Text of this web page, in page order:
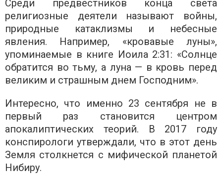
Среди предвестников конца света
религиозные деятели называют войны,
природные катаклизмы и небесные
явления. Например, «кровавые луны»,
упоминаемые в книге Иоила 2:31: «Солнце
обратится во тьму, а луна — в кровь перед
великим и страшным днем ​​Господним».
Интересно, что именно 23 сентября не в
первый раз становится центром
апокалиптических теорий. В 2017 году
конспирологи утверждали, что в этот день
Земля столкнется с мифической планетой
Нибиру.